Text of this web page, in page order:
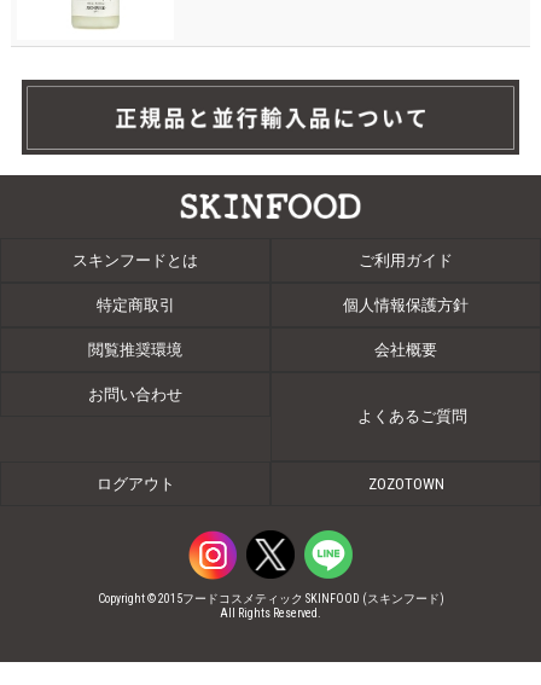
スキンフードとは ご利用ガイド
特定商取引 個人情報保護方針
閲覧推奨環境 会社概要
お問い合わせ
よくあるご質問
ログアウト ZOZOTOWN
Copyright © 2015フードコスメティック SKINFOOD (スキンフード)
All Rights Reserved.